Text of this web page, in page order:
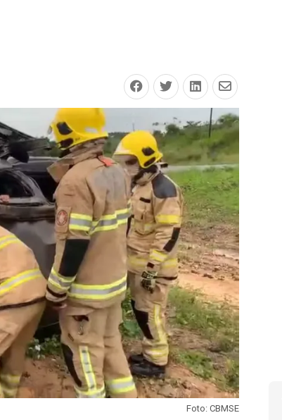
Foto: CBMSE